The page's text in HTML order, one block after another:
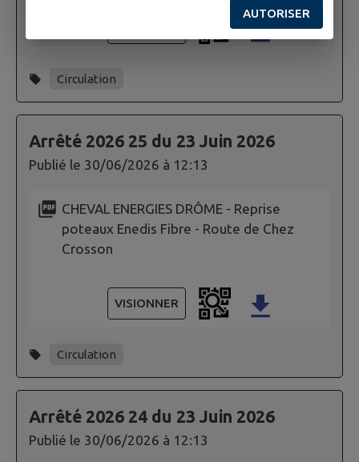
Circulation
Arrêté 2026 25 du 23 Juin 2026
Publié le 30/06/2026 à 12:13
CHEVAL ENERGIES DRÔME - Reprise
poteaux Enedis Fibre - Route de Chez
Crosson
VISIONNER
Circulation
Arrêté 2026 24 du 23 Juin 2026
Publié le 30/06/2026 à 12:13
AUTORISER